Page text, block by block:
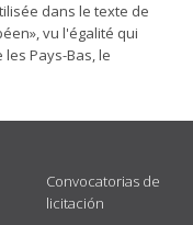
dans le texte de
vu l'égalité qui
Pays-Bas, le
Convocatorias de
licitación